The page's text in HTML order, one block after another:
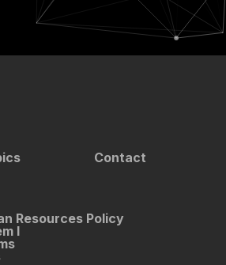
Resources Policy
I
Contact